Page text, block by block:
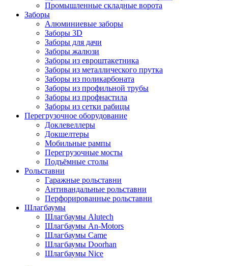
Промышленные складные ворота
Заборы
Алюминиевые заборы
Заборы 3D
Заборы для дачи
Заборы жалюзи
Заборы из евроштакетника
Заборы из металлического прутка
Заборы из поликарбоната
Заборы из профильной трубы
Заборы из профнастила
Заборы из сетки рабицы
Перегрузочное оборудование
Доклевеллеры
Докшелтеры
Мобильные рампы
Перегрузочные мосты
Подъёмные столы
Рольставни
Гаражные рольставни
Антивандальные рольставни
Перфорированные рольставни
Шлагбаумы
Шлагбаумы Alutech
Шлагбаумы An-Motors
Шлагбаумы Came
Шлагбаумы Doorhan
Шлагбаумы Nice